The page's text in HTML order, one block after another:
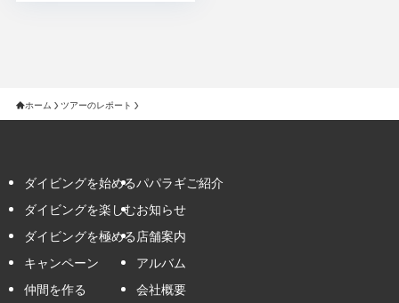
ホーム ツアーのレポート
ダイビングを始める
ダイビングを楽しむ
ダイビングを極める
キャンペーン
仲間を作る
パパラギご紹介
お知らせ
店舗案内
アルバム
会社概要